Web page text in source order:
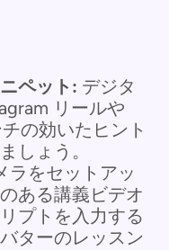
ペット: デジタ
リールや
の効いたヒント
しょう。
ラをセットアッ
ある講義ビデオ
プトを入力する
ターのレッスン